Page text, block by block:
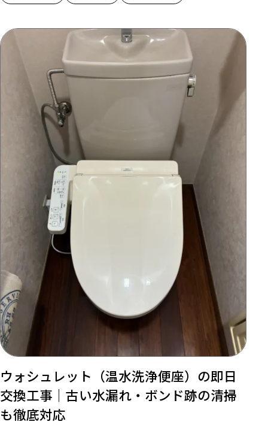
ウォシュレット（温水洗浄便座）の即日
交換工事｜古い水漏れ・ボンド跡の清掃
も徹底対応